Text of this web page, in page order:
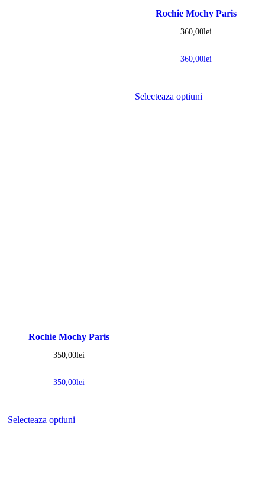
Rochie Mochy Paris
360,00lei
360,00lei
Selecteaza optiuni
Rochie Mochy Paris
350,00lei
350,00lei
Selecteaza optiuni